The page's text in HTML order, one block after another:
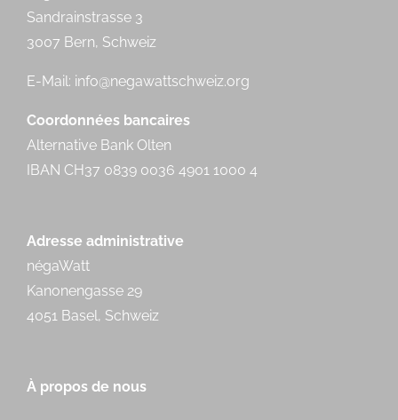
Sandrainstrasse 3
3007 Bern, Schweiz
E-Mail: info@negawattschweiz.org
Coordonnées bancaires
Alternative Bank Olten
IBAN CH37 0839 0036 4901 1000 4
Adresse administrative
négaWatt
Kanonengasse 29
4051 Basel, Schweiz
À propos de nous